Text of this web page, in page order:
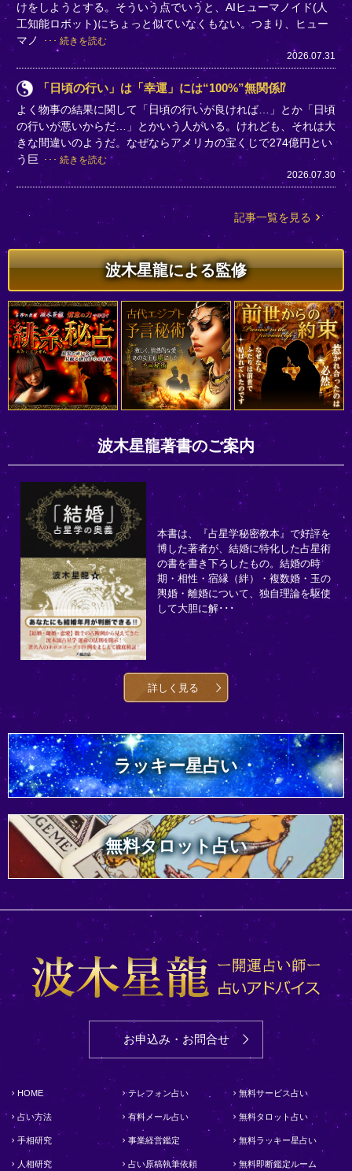
けをしようとする。そういう点でいうと、AIヒューマノイド(人
工知能ロボット)にちょっと似ていなくもない。つまり、ヒュー
マノ
続きを読む
2026.07.31
「日頃の行い」は「幸運」には“100%”無関係⁉
よく物事の結果に関して「日頃の行いが良ければ…」とか「日頃
の行いが悪いからだ…」とかいう人がいる。けれども、それは大
きな間違いのようだ。なぜならアメリカの宝くじで274億円とい
う巨
続きを読む
2026.07.30
記事一覧を見る
波木星龍による監修
波木星龍著書のご案内
本書は、『占星学秘密教本』で好評を
博した著者が、結婚に特化した占星術
の書を書き下ろしたもの。結婚の時
期・相性・宿縁（絆）・複数婚・玉の
輿婚・離婚について、独自理論を駆使
して大胆に解･･･
詳しく見る
ラッキー星占い
無料タロット占い
お申込み・お問合せ
HOME
占い方法
手相研究
人相研究
テレフォン占い
有料メール占い
事業経営鑑定
占い原稿執筆依頼
無料サービス占い
無料タロット占い
無料ラッキー星占い
無料即断鑑定ルーム